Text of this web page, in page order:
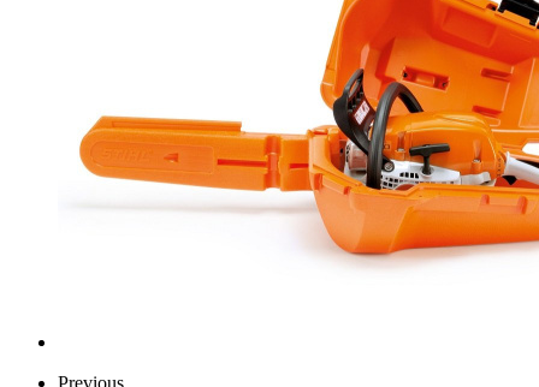
Previous